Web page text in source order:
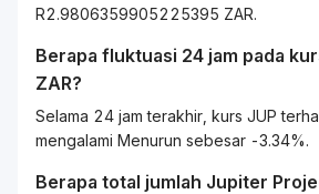
R2.9806359905225395 ZAR.
Berapa fluktuasi 24 jam pada
ZAR?
Selama 24 jam terakhir, kurs JUP
mengalami Menurun sebesar -3.34%.
Berapa total jumlah Jupiter